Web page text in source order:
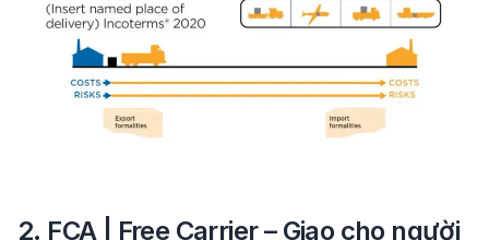
2. FCA | Free Carrier – Giao cho người